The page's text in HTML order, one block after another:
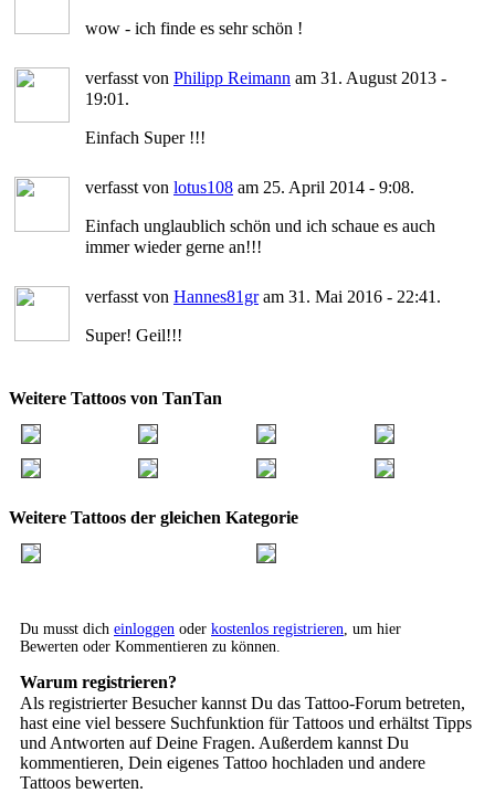
wow - ich finde es sehr schön !
verfasst von Philipp Reimann am 31. August 2013 -
19:01.
Einfach Super !!!
verfasst von lotus108 am 25. April 2014 - 9:08.
Einfach unglaublich schön und ich schaue es auch
immer wieder gerne an!!!
verfasst von Hannes81gram 31. Mai 2016 - 22:41.
Super! Geil!!!
Weitere Tattoos von TanTan
Weitere Tattoos der gleichen Kategorie
Du musst dich einloggen oder kostenlos registrieren , um hier
Bewerten oder Kommentieren zu können.
Warum registrieren?
Als registrierter Besucher kannst Du das Tattoo-Forum betreten,
hast eine viel bessere Suchfunktion für Tattoos und erhältst Tipps
und Antworten auf Deine Fragen. Außerdem kannst Du
kommentieren, Dein eigenes Tattoo hochladen und andere
Tattoos bewerten.